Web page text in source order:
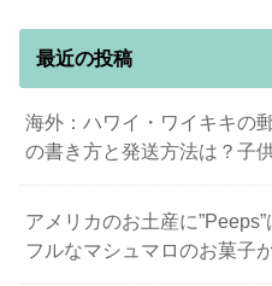
最近の投稿
海外：ハワイ・ワイキキの
の書き方と発送方法は？子
アメリカのお土産に
フルなマシュマロのお菓子